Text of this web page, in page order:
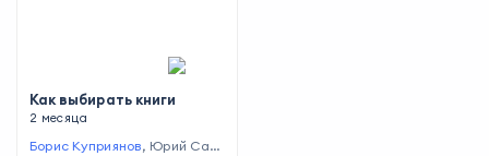
Как выбирать книги
2 месяца
Борис Куприянов, Юрий Сап